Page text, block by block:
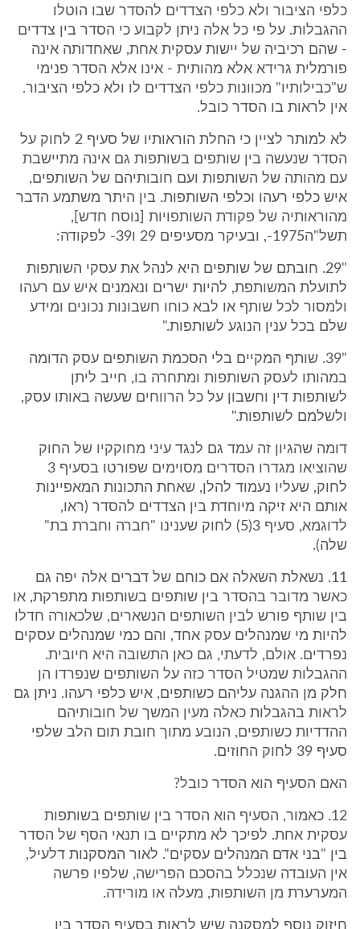
כלפי הציבור ולא כלפי הצדדים להסדר שבו הוטלו
ההגבלות. על פי כל אלה ניתן לקבוע כי הסדר בין צדדים
- שהם רכיביה של יישות עסקית אחת, שאחדותה אינה
פורמלית גרידא אלא מהותית - אינו אלא הסדר פנימי
ש"כבילותיו" מכוונות כלפי הצדדים לו ולא כלפי הציבור.
אין לראות בו הסדר כובל.
לא למותר לציין כי החלת הוראותיו של סעיף 2 לחוק על
הסדר שנעשה בין שותפים בשותפות גם אינה מתיישבת
עם מהותה של השותפות ועם חובותיהם של השותפים,
איש כלפי רעהו וכלפי השותפות. בין היתר משתמע הדבר
מהוראותיה של פקודת השותפויות [נוסח חדש],
תשל"ה1975-, ובעיקר מסעיפים 29 ו39- לפקודה:
"29. חובתם של שותפים היא לנהל את עסקי השותפות
לתועלת המשותפת, להיות ישרים ונאמנים איש עם רעהו
ולמסור לכל שותף או לבא כוחו חשבונות נכונים ומידע
שלם בכל ענין הנוגע לשותפות."
"39. שותף המקיים בלי הסכמת השותפים עסק הדומה
במהותו לעסק השותפות ומתחרה בו, חייב ליתן
לשותפות דין וחשבון על כל הרווחים שעשה באותו עסק,
ולשלמם לשותפות."
דומה שהגיון זה עמד גם לנגד עיני מחוקקיו של החוק
שהוציאו מגדרו הסדרים מסוימים שפורטו בסעיף 3
לחוק, שעליו נעמוד להלן, שאחת התכונות המאפיינות
אותם היא זיקה מיוחדת בין הצדדים להסדר (ראו,
לדוגמא, סעיף 3(5) לחוק שענינו "חברה וחברת בת"
שלה).
11. נשאלת השאלה אם כוחם של דברים אלה יפה גם
כאשר מדובר בהסדר בין שותפים בשותפות מתפרקת, או
בין שותף פורש לבין השותפים הנשארים, שלכאורה חדלו
להיות מי שמנהלים עסק אחד, והם כמי שמנהלים עסקים
נפרדים. אולם, לדעתי, גם כאן התשובה היא חיובית.
ההגבלות שמטיל הסדר כזה על השותפים שנפרדו הן
חלק מן ההגנה עליהם כשותפים, איש כלפי רעהו. ניתן גם
לראות בהגבלות כאלה מעין המשך של חובותיהם
ההדדיות כשותפים, הנובע מתוך חובת תום הלב שלפי
סעיף 39 לחוק החוזים.
האם הסעיף הוא הסדר כובל?
12. כאמור, הסעיף הוא הסדר בין שותפים בשותפות
עסקית אחת. לפיכך לא מתקיים בו תנאי הסף של הסדר
בין "בני אדם המנהלים עסקים". לאור המסקנות דלעיל,
אין העובדה שנכלל בהסכם הפרישה, שלפיו פרשה
המערערת מן השותפות, מעלה או מורידה.
חיזוק נוסף למסקנה שיש לראות בסעיף הסדר בין